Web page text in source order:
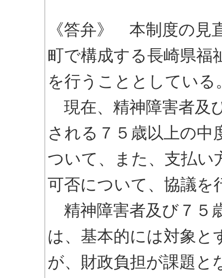
《答弁》 本制度の見
町で構成する長崎県福
を行うこととしている
現在、精神障害者及
される７５歳以上の中
ついて、また、支払い
可否について、協議を
精神障害者及び７５
は、基本的には対象と
が、財政負担が課題と